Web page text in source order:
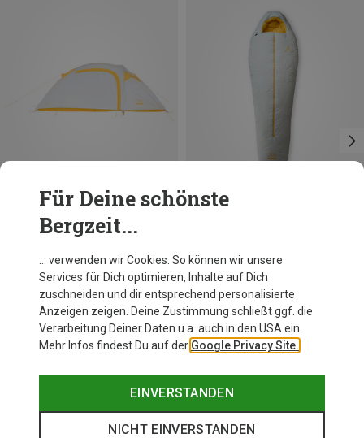
Du sparst 11%
Für Deine schönste
Bergzeit...
… verwenden wir Cookies. So können wir unsere
Services für Dich optimieren, Inhalte auf Dich
zuschneiden und dir entsprechend personalisierte
Anzeigen zeigen. Deine Zustimmung schließt ggf. die
Verarbeitung Deiner Daten u.a. auch in den USA ein.
Mehr Infos findest Du auf der Google Privacy Site.
EINVERSTANDEN
NICHT EINVERSTANDEN